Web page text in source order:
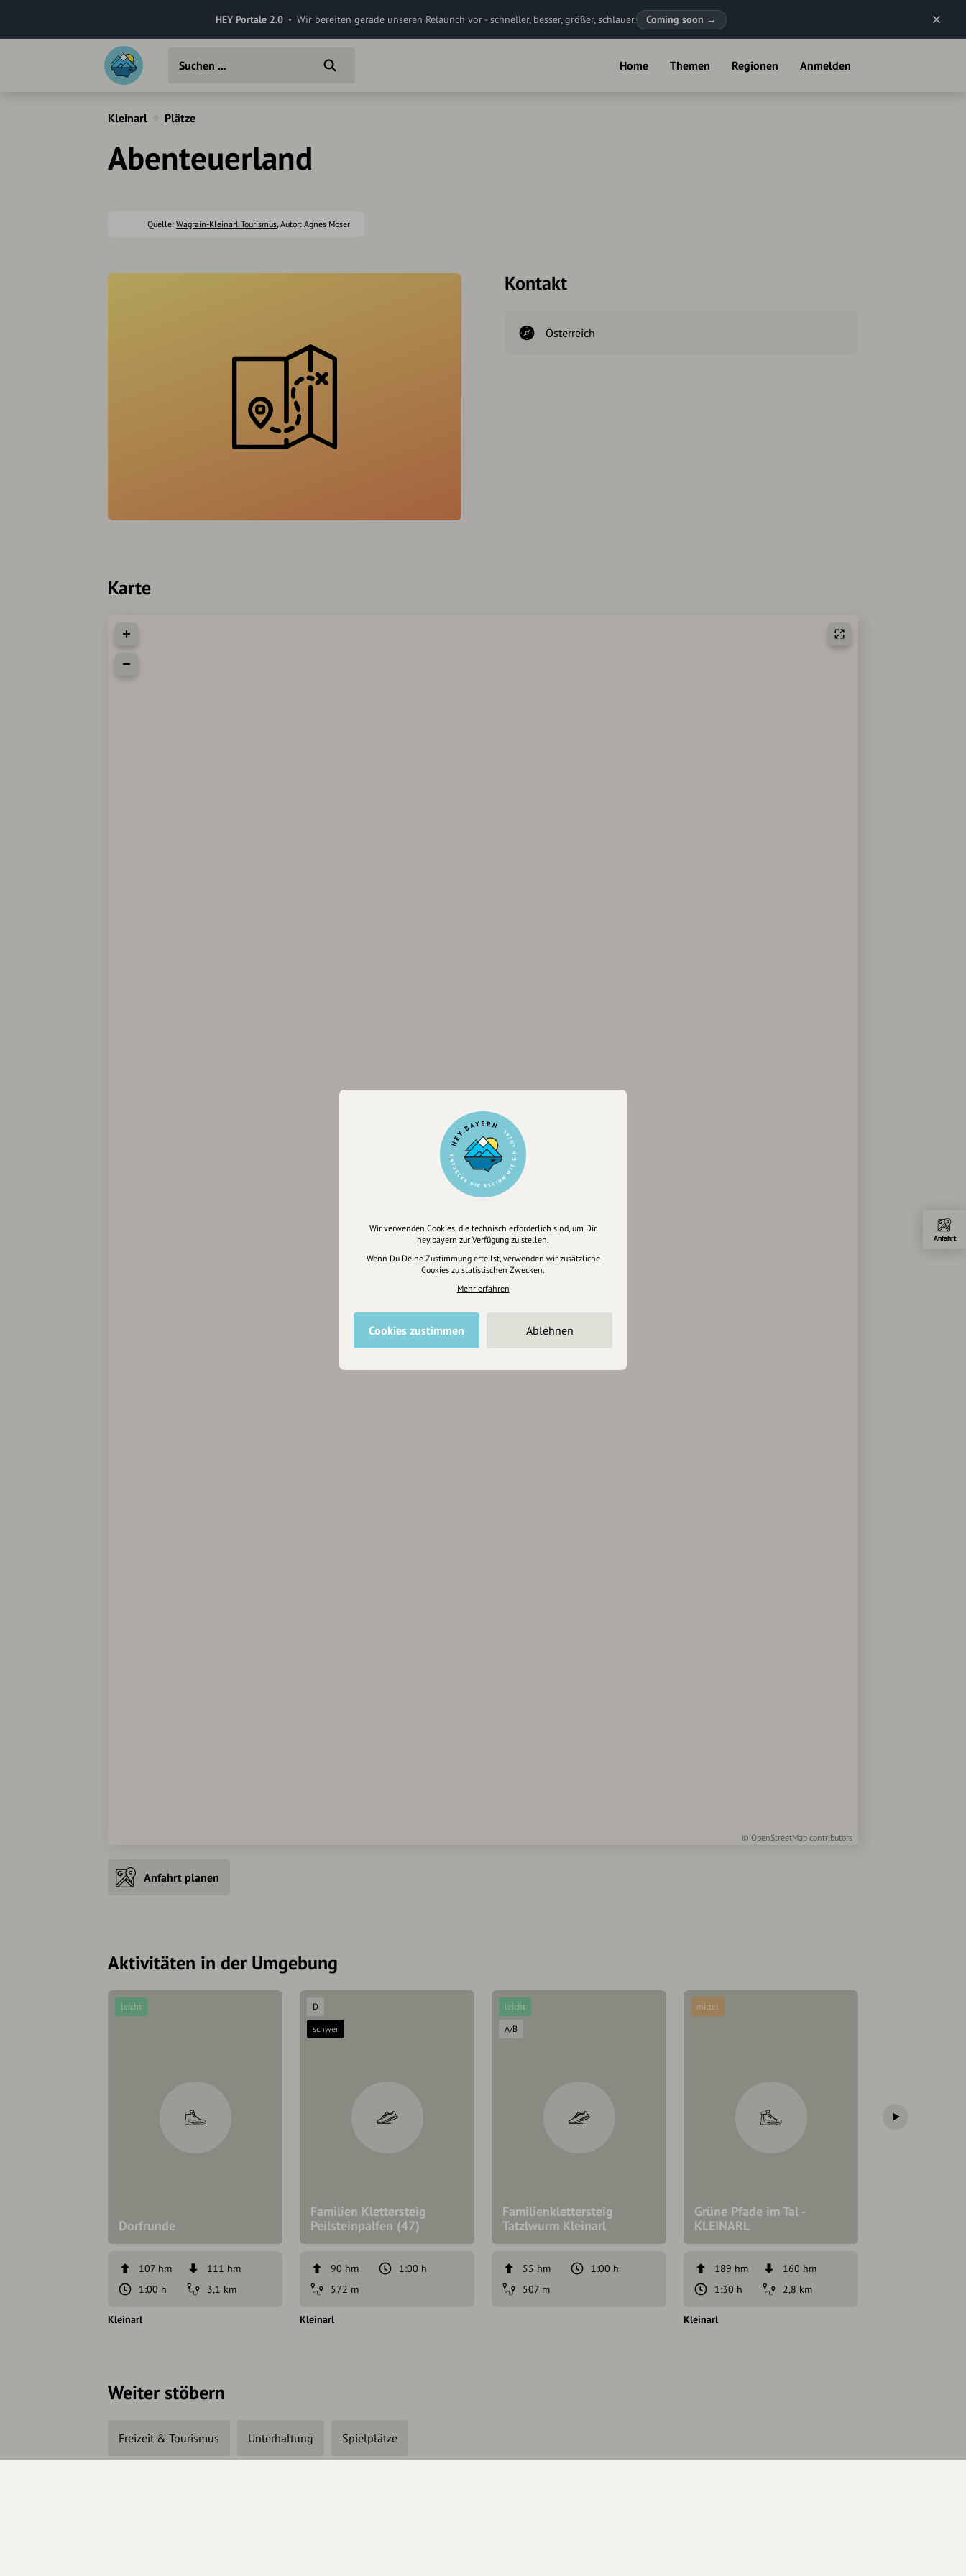
HEY Portale 2.0 Wir bereiten gerade unseren Relaunch vor - schneller, besser, größer, schlauer. Coming soon →
Home Themen Regionen Anmelden
Kleinarl Plätze
Abenteuerland
Quelle: Wagrain-Kleinarl Tourismus, Autor: Agnes Moser
Kontakt
Österreich
Karte
© OpenStreetMap contributors
Anfahrt planen
Aktivitäten in der Umgebung
Dorfrunde
leicht
107 hm
111 hm
1:00 h
3,1 km
Kleinarl
Familien Klettersteig
Peilsteinpalfen (47)
D
schwer
90 hm
1:00 h
572 m
Kleinarl
Familienklettersteig
Tatzlwurm Kleinarl
leicht
A/B
55 hm
1:00 h
507 m
Grüne Pfade im Tal -
KLEINARL
mittel
189 hm
160 hm
1:30 h
2,8 km
Kleinarl
Weiter stöbern
Freizeit & Tourismus Unterhaltung Spielplätze
Anfahrt
Wir verwenden Cookies, die technisch erforderlich sind, um Dir
hey.bayern zur Verfügung zu stellen.
Wenn Du Deine Zustimmung erteilst, verwenden wir zusätzliche
Cookies zu statistischen Zwecken.
Mehr erfahren
Cookies zustimmen Ablehnen